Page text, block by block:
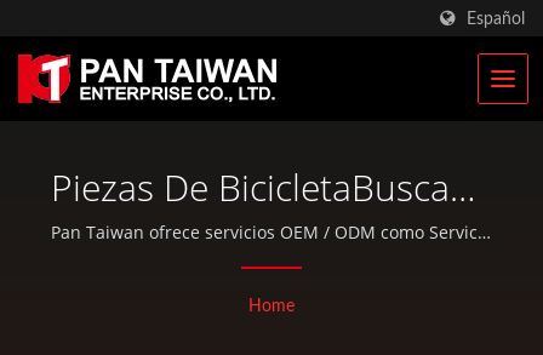
Español
Piezas De BicicletaBuscado
| Fabricante De Bolsas
Tácticas Militares Y
Pan Taiwan ofrece servicios OEM / ODM como Servicio
de Inyección de Plástico, Fundición a Presión, Forjado,
bicicletas y actividades al aire libre.
Home